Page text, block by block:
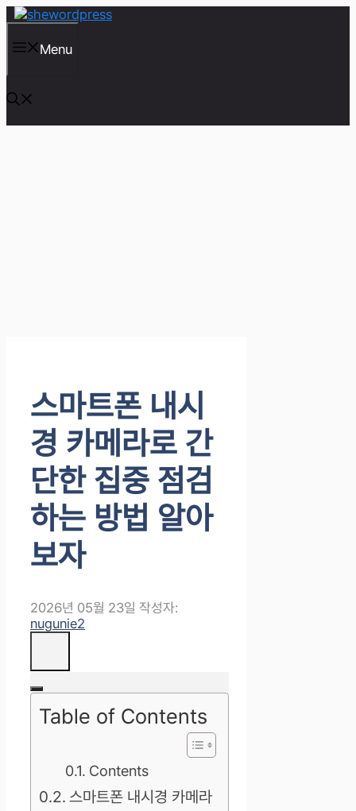
컨
츠
건
너
뛰
기
Menu
스마트폰 내시
경 카메라로 간
단한 집중 점검
하는 방법 알아
보자
2026년 05월 23일 작성자:
nugunie2
Table of Contents
Contents
스마트폰 내시경 카메라